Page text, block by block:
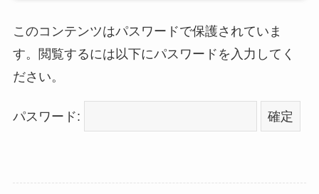
このコンテンツはパスワードで保護されていま
す。閲覧するには以下にパスワードを入力してく
ださい。
パスワード: